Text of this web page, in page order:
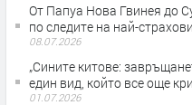
От Папуа Нова Гвинея до
по следите на най-
08.07.2026
„Сините китове:
един вид, който все още
01.07.2026